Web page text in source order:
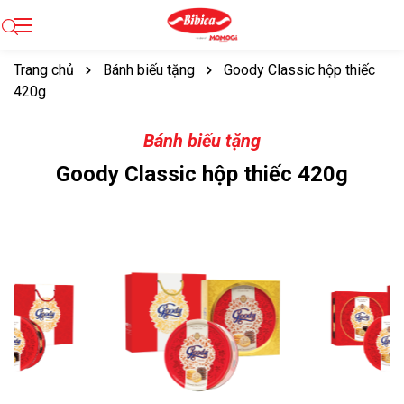
Trang chủ Bánh biếu tặng
Goody Classic hộp thiếc
420g
Bánh biếu tặng
Goody Classic hộp thiếc 420g